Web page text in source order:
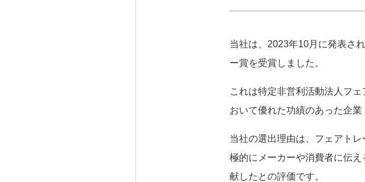
当社は、2023年10月に発表さ
ー賞を受賞しました。
これは特定非営利活動法人フ
おいて優れた功績のあった企
当社の選出理由は、フェアト
極的にメーカーや消費者に伝
献したとの評価です。